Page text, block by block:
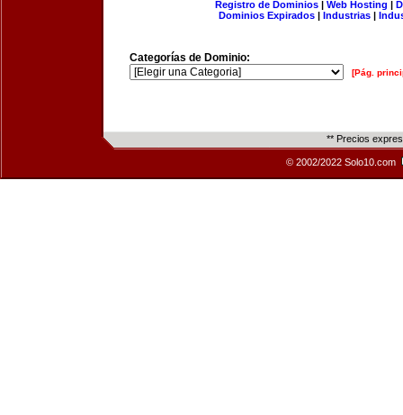
Registro de Dominios| Web Hosting |
Dominios Expirados | Industrias |
Categorías de Dominio:
[Pág.
** Precios
© 2002/2022 Solo10.com